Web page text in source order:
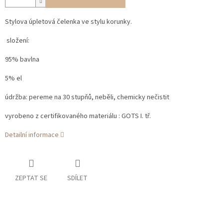
Stylova úpletová čelenka ve stylu korunky.
složení:
95% bavlna
5% el
údržba: pereme na 30 stupňů, neběli, chemicky nečistit
vyrobeno z certifikovaného materiálu : GOTS I. tř.
Detailní informace
ZEPTAT SE SDÍLET